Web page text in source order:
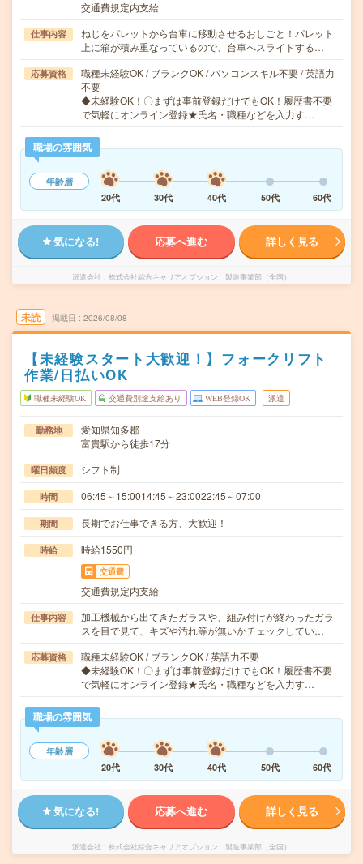
交通費規定内支給
仕事内容
ねじをパレットから台車に移動させるおしごと！パレット
上に箱が積み重なっているので、台車へスライドする…
応募資格
職種未経験OK / ブランクOK / パソコンスキル不要 / 英語力
不要
◆未経験OK！〇まずは事前登録だけでもOK！履歴書不要
で気軽にオンライン登録★氏名・職種などを入力す…
職場の雰囲気
年齢層
20代
30代 40代 50代 60代
気になる! 応募へ進む 詳しく見る
派遣会社 株式会社綜合キャリアオプション 製造事業部（全国）
未読 掲載日 2026/08/08
【未経験スタート大歓迎！】フォークリフト
作業/日払いOK
職種未経験OK 交通費別途支給あり WEB登録OK 派遣
勤務地
愛知県知多郡
富貴駅から徒歩17分
曜日頻度 シフト制
時間 06:45～15:0014:45～23:0022:45～07:00
期間 長期でお仕事できる方、大歓迎！
時給 時給1550円
交通費
交通費規定内支給
仕事内容
加工機械から出てきたガラスや、組み付けが終わったガラ
スを目で見て、キズや汚れ等が無いかチェックしてい…
応募資格
職種未経験OK / ブランクOK / 英語力不要
◆未経験OK！〇まずは事前登録だけでもOK！履歴書不要
で気軽にオンライン登録★氏名・職種などを入力す…
職場の雰囲気
年齢層
20代
30代 40代 50代 60代
気になる! 応募へ進む 詳しく見る
派遣会社 株式会社綜合キャリアオプション 製造事業部（全国）